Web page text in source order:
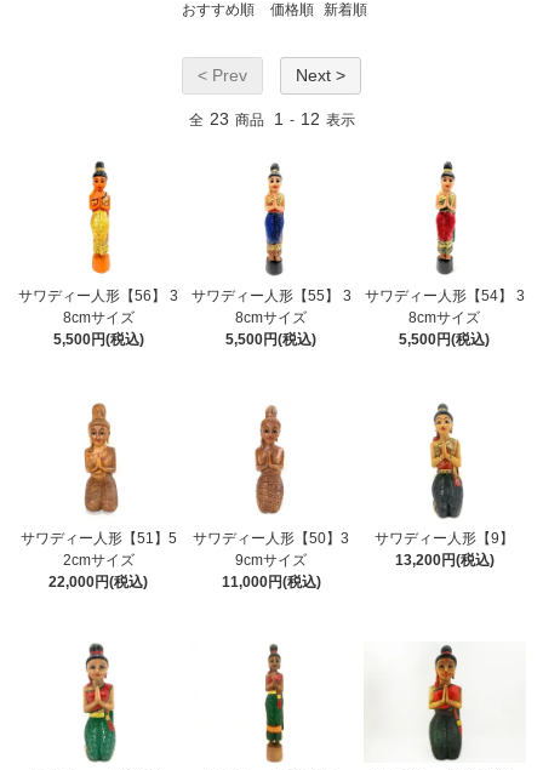
おすすめ順 価格順 新着順
< Prev Next >
全 23 商品 1 - 12 表示
サワディー人形【56】 3
8cmサイズ
5,500円(税込)
サワディー人形【55】 3
8cmサイズ
5,500円(税込)
サワディー人形【54】 3
8cmサイズ
5,500円(税込)
サワディー人形【51】5
2cmサイズ
22,000円(税込)
サワディー人形【50】3
9cmサイズ
11,000円(税込)
サワディー人形【9】
13,200円(税込)